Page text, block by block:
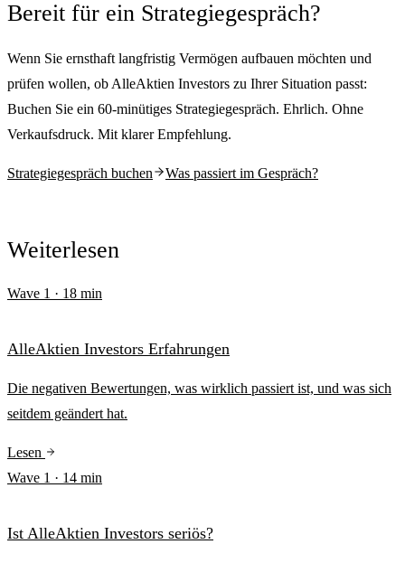
Bereit für ein Strategiegespräch?
Wenn Sie ernsthaft langfristig Vermögen aufbauen möchten und
prüfen wollen, ob AlleAktien Investors zu Ihrer Situation passt:
Buchen Sie ein 60-minütiges Strategiegespräch. Ehrlich. Ohne
Verkaufsdruck. Mit klarer Empfehlung.
Strategiegespräch buchen Was passiert im Gespräch?
Weiterlesen
Wave 1 · 18 min
AlleAktien Investors Erfahrungen
Die negativen Bewertungen, was wirklich passiert ist, und was sich
seitdem geändert hat.
Lesen
Wave 1 · 14 min
Ist AlleAktien Investors seriös?